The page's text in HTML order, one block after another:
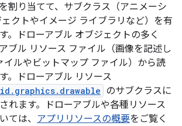
割り当てて、サブクラス（アニメーシ
ェクトやイメージ ライブラリなど）を有
。ドローアブル オブジェクトの多く
ブル リソース ファイル（画像を記述し
イルやビットマップ ファイル）から読
。ドローアブル リソース
のサブクラスに
れます。ドローアブルや各種リソース
ては、 アプリリソースの概要をご覧く